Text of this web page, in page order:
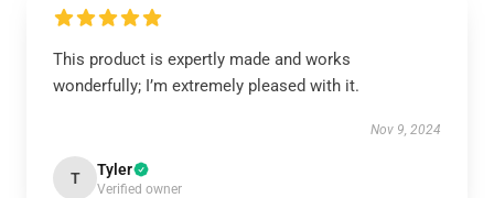
This product is expertly made and works
wonderfully; I’m extremely pleased with it.
Nov 9, 2024
T Tyler
Verified owner